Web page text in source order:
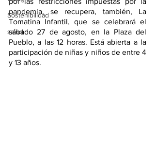
Sostenibilidad
salud
pandemia, se recupera, también, La
Tomatina Infantil, que se celebrará el
sábado 27 de agosto, en la Plaza del
Pueblo, a las 12 horas. Está abierta a la
participación de niñas y niños de entre 4
y 13 años.